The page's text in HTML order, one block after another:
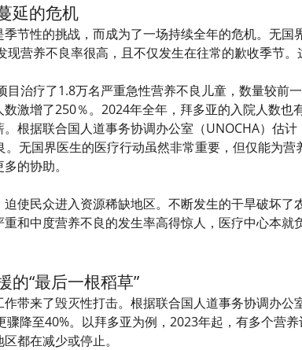
延的危机
节性的挑战，而成为了一场持续全年的危机。无
现营养不良率很高，且不仅发生在往常的歉收季节
治疗了1.8万名严重急性营养不良儿童，数量较前
激增了250％。2024年全年，拜多亚的入院人数也
根据联合国人道事务协调办公室（UNOCHA）估
无国界医生的医疗行动虽然非常重要，但仅能为
的协助。
使民众进入资源稀缺地区。不断发生的干旱破坏
和中度营养不良的发生率高得惊人，医疗中心本就
的“最后一根稻草”
带来了毁灭性打击。根据联合国人道事务协调办
降至40%。以拜多亚为例，2023年起，有多个营
都在减少或停止。